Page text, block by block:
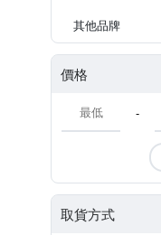
其他品牌
價格
-
取貨方式